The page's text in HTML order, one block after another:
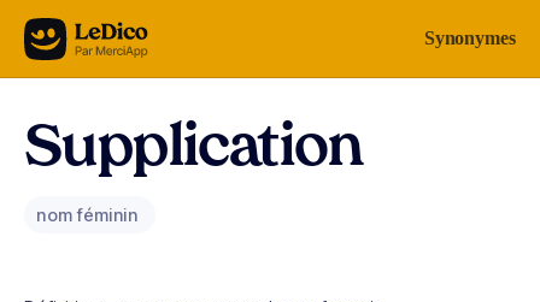
Aller au contenu Synonymes
Supplication
nom féminin